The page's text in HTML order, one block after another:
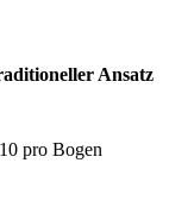
Ansatz
pro Bogen